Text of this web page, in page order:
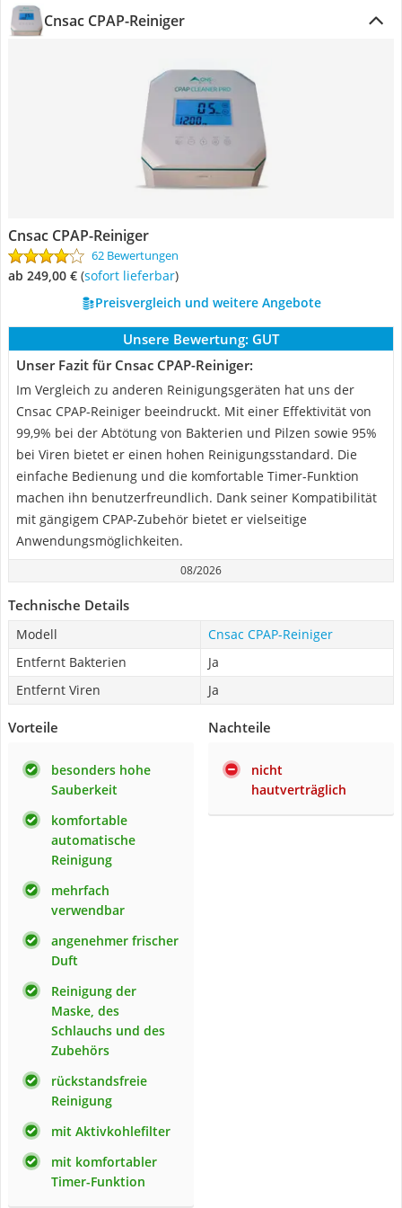
Cnsac CPAP-Reiniger
Cnsac CPAP-Reiniger
62 Bewertungen
ab 249,00 € ( Sofort lieferbar)
Preisvergleich und weitere Angebote
Unsere Bewertung: GUT
Unser Fazit für Cnsac CPAP-Reiniger:
Im Vergleich zu anderen Reinigungsgeräten hat uns der
Cnsac CPAP-Reiniger beeindruckt. Mit einer Effektivität von
99,9% bei der Abtötung von Bakterien und Pilzen sowie 95%
bei Viren bietet er einen hohen Reinigungsstandard. Die
einfache Bedienung und die komfortable Timer-Funktion
machen ihn benutzerfreundlich. Dank seiner Kompatibilität
mit gängigem CPAP-Zubehör bietet er vielseitige
Anwendungsmöglichkeiten.
08/2026
Technische Details
Modell
Cnsac CPAP-Reiniger
Entfernt Bakterien
Ja
Entfernt Viren
Ja
Vorteile
besonders hohe
Sauberkeit
komfortable
automatische
Reinigung
mehrfach
verwendbar
angenehmer frischer
Duft
Reinigung der
Maske, des
Schlauchs und des
Zubehörs
rückstandsfreie
Reinigung
mit Aktivkohlefilter
mit komfortabler
Timer-Funktion
Nachteile
nicht
hautverträglich